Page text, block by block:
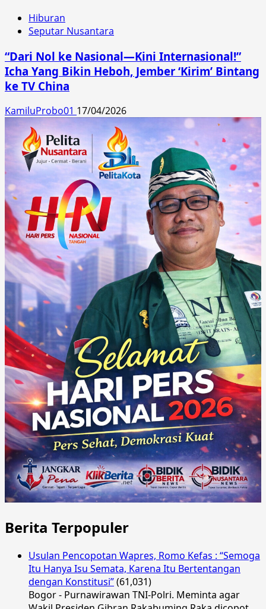
Hiburan
Seputar Nusantara
“Dari Nol ke Nasional—Kini Internasional!”
Icha Yang Bikin Heboh, Jember ‘Kirim’ Bintang
ke TV China
KamiluProbo01 17/04/2026
Berita Terpopuler
Usulan Pencopotan Wapres, Romo Kefas : “Semoga
Itu Hanya Isu Semata, Karena Itu Bertentangan
dengan Konstitusi”(61,031)
Bogor - Purnawirawan TNI-Polri. Meminta agar